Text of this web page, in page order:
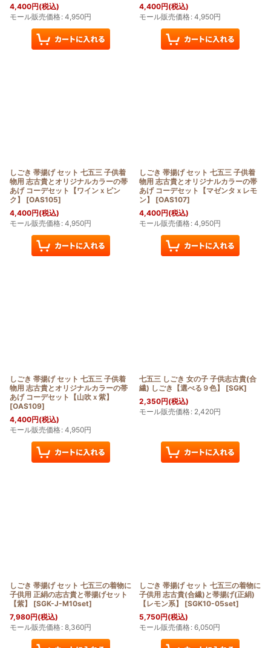
4,400円(税込)
モール販売価格: 4,950円
4,400円(税込)
モール販売価格: 4,950円
しごき 帯揚げ セット 七五三 子供着
物用 志古貴とオリジナルカラーの帯
あげ コーデセット【ワインｘピン
ク】
[OAS105]
4,400円(税込)
モール販売価格: 4,950円
しごき 帯揚げ セット 七五三 子供着
物用 志古貴とオリジナルカラーの帯
あげ コーデセット【マゼンタｘレモ
ン】
[OAS107]
4,400円(税込)
モール販売価格: 4,950円
しごき 帯揚げ セット 七五三 子供着
物用 志古貴とオリジナルカラーの帯
あげ コーデセット【山吹ｘ紫】
[OAS109]
4,400円(税込)
モール販売価格: 4,950円
七五三 しごき 女の子 子供志古貴(合
繊) しごき【選べる９色】
[SGK]
2,350円(税込)
モール販売価格: 2,420円
しごき 帯揚げ セット 七五三の着物に
子供用 正絹の志古貴と帯揚げセット
【紫】
[SGK-J-M10set]
7,980円(税込)
モール販売価格: 8,360円
しごき 帯揚げ セット 七五三の着物に
子供用 志古貴(合繊)と帯揚げ(正絹)
【レモン系】
[SGK10-05set]
5,750円(税込)
モール販売価格: 6,050円